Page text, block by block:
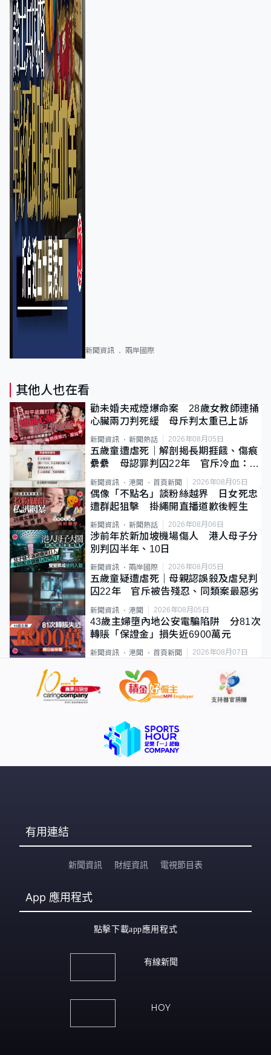
新聞資訊 兩岸國際
其他人也在看
勸未婚夫戒煙爆命案 28歲女教師連捅
心臟兩刀判死緩 母斥判太重已上訴
新聞資訊 新聞熱話 2026年08月05日
五歲童遭虐死｜解剖揭長期捱餓、傷痕
纍纍 母認罪判囚22年 官斥冷血：同
類案最惡劣
新聞資訊 港聞 首頁新聞 2026年08月05日
偶像「不點名」談粉絲越界 日女死忠
遭群起狙擊 掛繩開直播道歉後輕生
新聞資訊 新聞熱話 2026年08月06日
涉前年於新加坡機場傷人 港人母子分
別判囚半年、10日
新聞資訊 兩岸國際 2026年08月05日
五歲童疑遭虐死｜母親認誤殺及虐兒判
囚22年 官斥被告殘忍、同類案最惡劣
新聞資訊 港聞 2026年08月05日
43歲主婦墮內地公安電騙陷阱 分81次
轉賬「保證金」損失近6900萬元
新聞資訊 港聞 首頁新聞 2026年08月07日
有用連結
新聞資訊 財經資訊 電視節目表
App 應用程式
點擊下載app應用程式
有線新聞
HOY